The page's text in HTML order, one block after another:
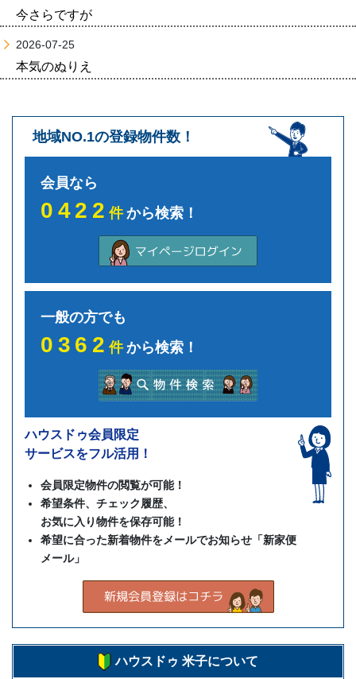
今さらですが
2026-07-25
本気のぬりえ
地域NO.1の登録物件数！
会員なら
0422件から検索！
一般の方でも
0362件から検索！
ハウスドゥ会員限定
サービスをフル活用！
会員限定物件の閲覧が可能！
希望条件、チェック履歴、
お気に入り物件を保存可能！
希望に合った新着物件をメールでお知らせ「新家便
メール」
ハウスドゥ 米子について